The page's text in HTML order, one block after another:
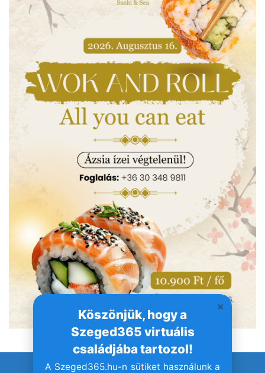
Köszönjük, hogy a
Szeged365 virtuális
családjába tartozol!
A Szeged365.hu-n sütiket használunk a